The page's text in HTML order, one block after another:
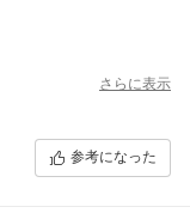
さらに表示
参考になった